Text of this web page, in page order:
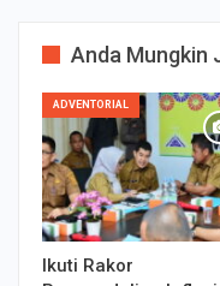
Anda Mungkin
ADVENTORIAL
Ikuti Rakor